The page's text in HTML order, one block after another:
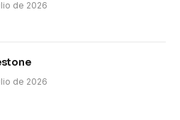
de 2026
de 2026